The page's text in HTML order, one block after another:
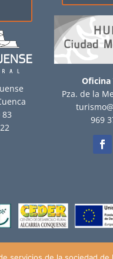
Oficina
Pza. de la
969